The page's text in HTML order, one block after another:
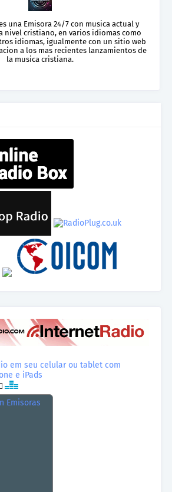
una Emisora 24/7 con musica actual y
nivel cristiano, en varios idiomas como
idiomas, igualmente con un sitio web
a los mas recientes lanzamientos de
la musica cristiana.